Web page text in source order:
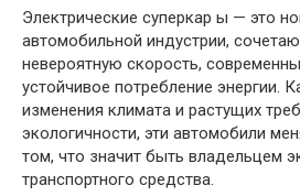
Электрические суперкар ы — это
автомобильной индустрии,
невероятную скорость,
устойчивое потребление энергии.
изменения климата и растущих
экологичности, эти автомобили
том, что значит быть владельцем
транспортного средства.